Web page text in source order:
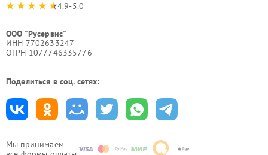
Мы принимаем
4.9-5.0
ООО "Русервис"
ИНН 7702633247
ОГРН 1077746335776
Поделиться в соц. сетях: